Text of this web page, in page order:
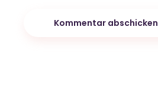
Kommentar abschicken